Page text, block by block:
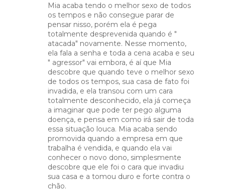
Mia acaba tendo o melhor sexo de todos
os tempos e não consegue parar de
pensar nisso, porém ela é pega
totalmente desprevenida quando é "
atacada" novamente. Nesse momento,
ela fala a senha e toda a cena acaba e seu
" agressor" vai embora, é aí que Mia
descobre que quando teve o melhor sexo
de todos os tempos, sua casa de fato foi
invadida, e ela transou com um cara
totalmente desconhecido, ela já começa
a imaginar que pode ter pego alguma
doença, e pensa em como irá sair de toda
essa situação louca. Mia acaba sendo
promovida quando a empresa em que
trabalha é vendida, e quando ela vai
conhecer o novo dono, simplesmente
descobre que ele foi o cara que invadiu
sua casa e a tomou duro e forte contra o
chão.